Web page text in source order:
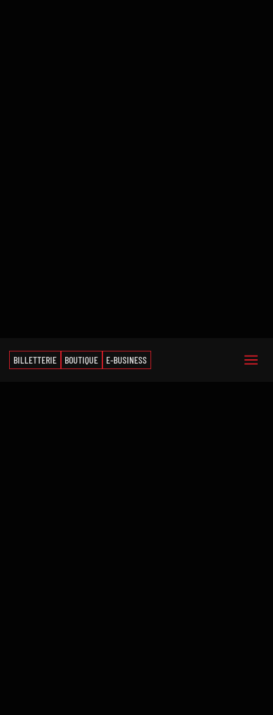
BILLETTERIE BOUTIQUE E-BUSINESS